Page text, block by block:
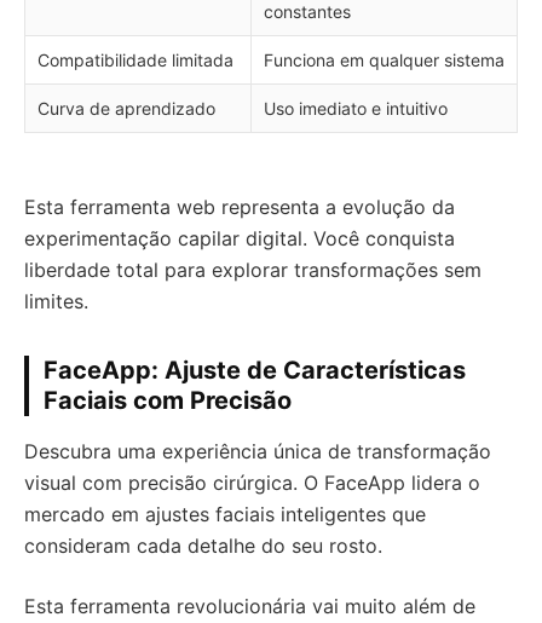
constantes
Compatibilidade limitada Funciona em qualquer sistema
Curva de aprendizado Uso imediato e intuitivo
Esta ferramenta web representa a evolução da
experimentação capilar digital. Você conquista
liberdade total para explorar transformações sem
limites.
FaceApp: Ajuste de Características
Faciais com Precisão
Descubra uma experiência única de transformação
visual com precisão cirúrgica. O FaceApp lidera o
mercado em ajustes faciais inteligentes que
consideram cada detalhe do seu rosto.
Esta ferramenta revolucionária vai muito além de